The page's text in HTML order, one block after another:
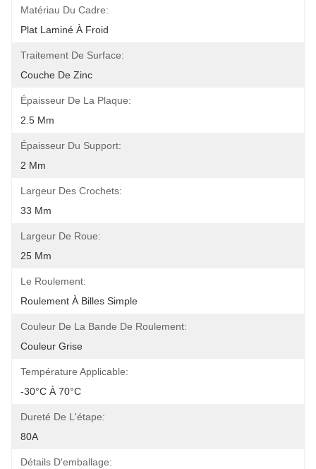
Matériau Du Cadre:
Plat Laminé À Froid
Traitement De Surface:
Couche De Zinc
Épaisseur De La Plaque:
2.5 Mm
Épaisseur Du Support:
2 Mm
Largeur Des Crochets:
33 Mm
Largeur De Roue:
25 Mm
Le Roulement:
Roulement À Billes Simple
Couleur De La Bande De Roulement:
Couleur Grise
Température Applicable:
-30°C À 70°C
Dureté De L'étape:
80A
Détails D'emballage: